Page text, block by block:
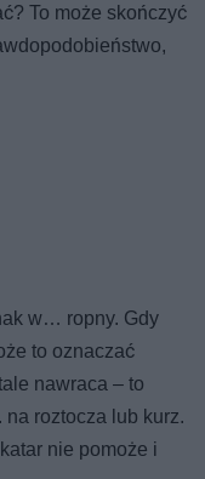
To może skończyć
w… ropny. Gdy
to oznaczać
nawraca – to
roztocza lub kurz.
nie pomoże i